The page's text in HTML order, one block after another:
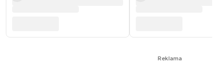
Reklama